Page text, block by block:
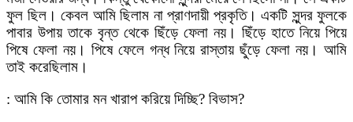
ফুল ছিল। কেবল আমি ছিলাম না প্রাণদায়ী প্রকৃতি। একটি সুন্দর ফুলকে
পাবার উপায় তাকে বৃন্ত থেকে ছিঁড়ে ফেলা নয়। ছিঁড়ে হাতে নিয়ে পিয়ে
পিষে ফেলা নয়। পিষে ফেলে গন্ধ নিয়ে রাস্তায় ছুঁড়ে ফেলা নয়। আমি
তাই করেছিলাম।
: আমি কি তোমার মন খারাপ করিয়ে দিচ্ছি? বিভাস?